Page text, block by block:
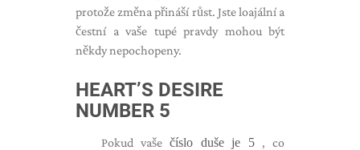
protože změna přináší růst. Jste loajální a
čestní a vaše tupé pravdy mohou být
někdy nepochopeny.
HEART’S DESIRE
NUMBER 5
Pokud vaše číslo duše je 5 , co